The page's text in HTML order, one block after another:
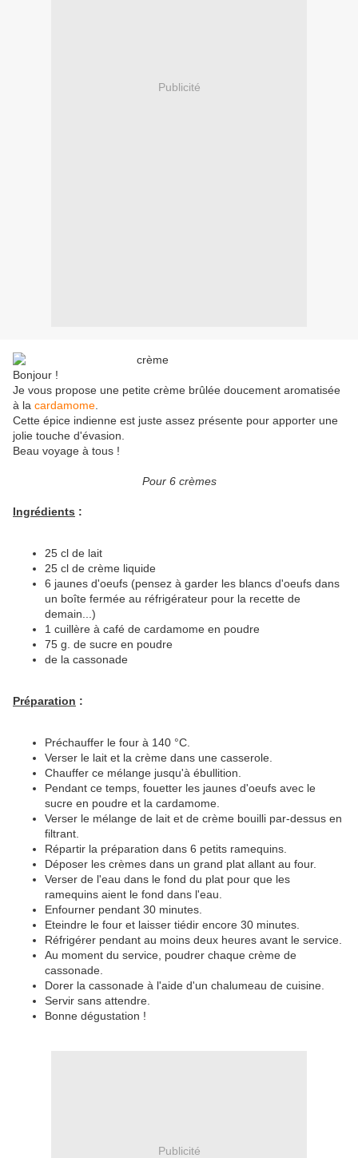
Publicité
Bonjour !
Je vous propose une petite crème brûlée doucement aromatisée
à la cardamome
Cette épice indienne est juste assez présente pour apporter une
jolie touche d'évasion.
Beau voyage à tous !
Pour 6 crèmes
Ingrédients :
25 cl de lait
25 cl de crème liquide
6 jaunes d'oeufs (pensez à garder les blancs d'oeufs dans
un boîte fermée au réfrigérateur pour la recette de
demain...)
1 cuillère à café de cardamome en poudre
75 g. de sucre en poudre
de la cassonade
Préparation :
Préchauffer le four à 140 °C.
Verser le lait et la crème dans une casserole.
Chauffer ce mélange jusqu'à ébullition.
Pendant ce temps, fouetter les jaunes d'oeufs avec le
sucre en poudre et la cardamome.
Verser le mélange de lait et de crème bouilli par-dessus en
filtrant.
Répartir la préparation dans 6 petits ramequins.
Déposer les crèmes dans un grand plat allant au four.
Verser de l'eau dans le fond du plat pour que les
ramequins aient le fond dans l'eau.
Enfourner pendant 30 minutes.
Eteindre le four et laisser tiédir encore 30 minutes.
Réfrigérer pendant au moins deux heures avant le service.
Au moment du service, poudrer chaque crème de
cassonade.
Dorer la cassonade à l'aide d'un chalumeau de cuisine.
Servir sans attendre.
Bonne dégustation !
Publicité